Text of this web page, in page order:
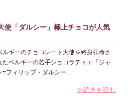
使「ダルシー」極上チョコが人気
ルギーのチョコレート大使を終身拝命さ
たベルギーの若手ショコラティエ「ジャ
=フィリップ・ダルシー...
≫続きを読む